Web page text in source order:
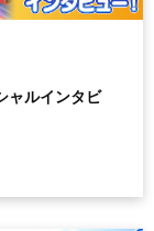
ャルインタビ